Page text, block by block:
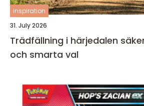
inspiration
31. July 2026
Trädfällning i härjedalen säkerhet, planering
och smarta val